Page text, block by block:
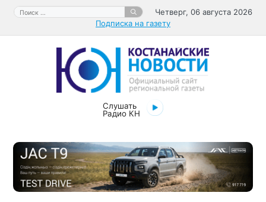
Перейти
содержимому
Поиск:
Четверг, 06 августа 2026
Подписка на газету
Слушать
Радио КН